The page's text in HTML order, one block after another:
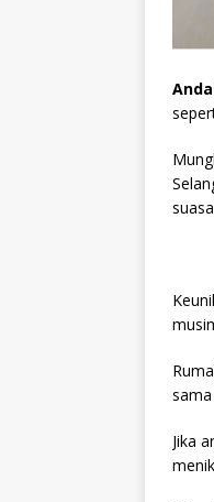
Anda
Jika